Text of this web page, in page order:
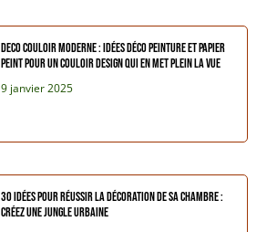
Deco couloir moderne : idées déco peinture et papier
peint pour un couloir design qui en met plein la vue
9 janvier 2025
30 idées pour réussir la décoration de sa chambre :
créez une jungle urbaine